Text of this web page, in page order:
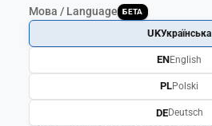
Мова / Language БЕТА
UKУкраїнська
ENEnglish
PLPolski
DEDeutsch